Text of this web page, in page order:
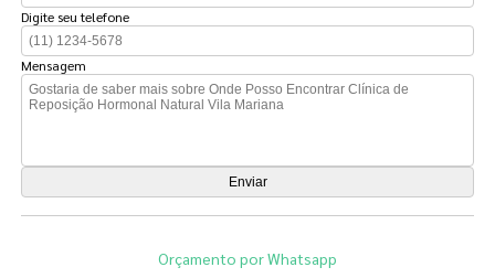
Digite seu telefone
Mensagem
Orçamento por Whatsapp